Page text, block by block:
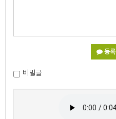
등록
비밀글